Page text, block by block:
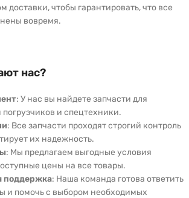
доставки, чтобы гарантировать, что все
вовремя.
нас?
: У нас вы найдете запчасти для
и спецтехники.
: Все запчасти проходят строгий контроль
их надежность.
: Мы предлагаем выгодные условия
цены на все товары.
поддержка: Наша команда готова ответить
и помочь с выбором необходимых